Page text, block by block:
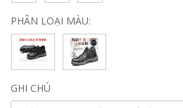
PHÂN LOẠI MÀU:
GHI CHÚ